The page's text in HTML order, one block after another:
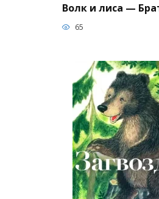
Волк и лиса —
65